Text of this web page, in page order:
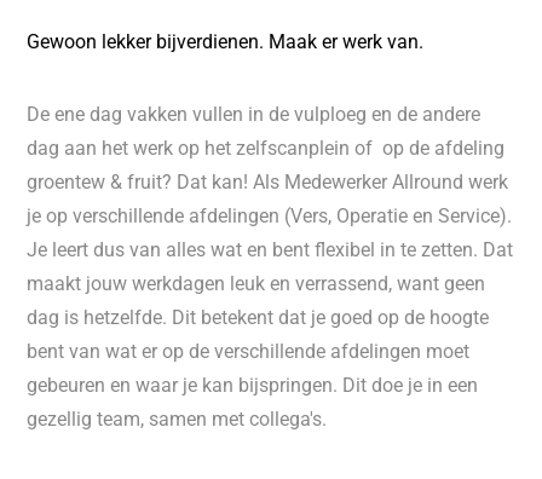
Gewoon lekker bijverdienen. Maak er werk van.
De ene dag vakken vullen in de vulploeg en de andere
dag aan het werk op het zelfscanplein of op de afdeling
groentew & fruit? Dat kan! Als Medewerker Allround werk
je op verschillende afdelingen (Vers, Operatie en Service).
Je leert dus van alles wat en bent flexibel in te zetten. Dat
maakt jouw werkdagen leuk en verrassend, want geen
dag is hetzelfde. Dit betekent dat je goed op de hoogte
bent van wat er op de verschillende afdelingen moet
gebeuren en waar je kan bijspringen. Dit doe je in een
gezellig team, samen met collega's.